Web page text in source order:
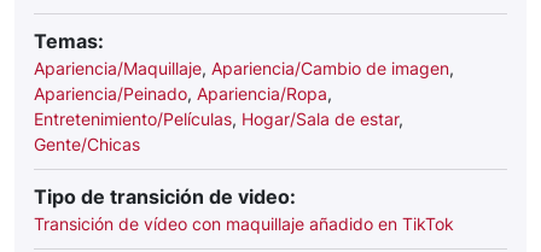
Temas:
Apariencia/Maquillaje, Apariencia/Cambio de imagen,
Apariencia/Peinado, Apariencia/Ropa,
Entretenimiento/Películas, Hogar/Sala de estar,
Gente/Chicas
Tipo de transición de video:
Transición de vídeo con maquillaje añadido en TikTok